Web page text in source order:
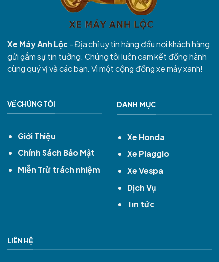
Xe Máy Anh Lộc- Địa chỉ uy tín hàng đầu nơi khách hàng
gửi gắm sự tin tưởng. Chúng tôi luôn cam kết đồng hành
cùng quý vị và các bạn. Vì một cộng đồng xe máy xanh!
VỀ CHÚNG TÔI
Giới Thiệu
Chính Sách Bảo Mật
Miễn Trừ trách nhiệm
DANH MỤC
Xe Honda
Xe Piaggio
Xe Vespa
Dịch Vụ
Tin tức
LIÊN HỆ